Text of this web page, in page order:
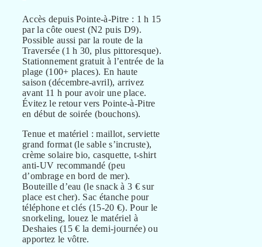
Accès depuis Pointe-à-Pitre : 1 h 15
par la côte ouest (N2 puis D9).
Possible aussi par la route de la
Traversée (1 h 30, plus pittoresque).
Stationnement gratuit à l’entrée de la
plage (100+ places). En haute
saison (décembre-avril), arrivez
avant 11 h pour avoir une place.
Évitez le retour vers Pointe-à-Pitre
en début de soirée (bouchons).
Tenue et matériel : maillot, serviette
grand format (le sable s’incruste),
crème solaire bio, casquette, t-shirt
anti-UV recommandé (peu
d’ombrage en bord de mer).
Bouteille d’eau (le snack à 3 € sur
place est cher). Sac étanche pour
téléphone et clés (15-20 €). Pour le
snorkeling, louez le matériel à
Deshaies (15 € la demi-journée) ou
apportez le vôtre.